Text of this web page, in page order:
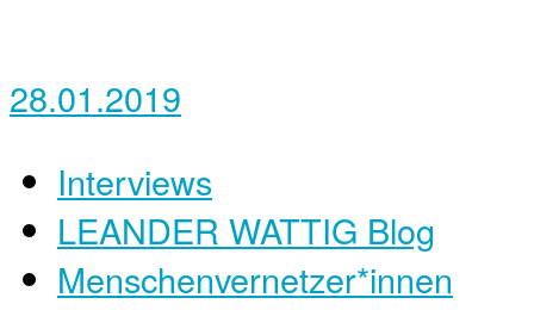
28.01.2019
Interviews
LEANDER WATTIG Blog
Menschenvernetzer*innen